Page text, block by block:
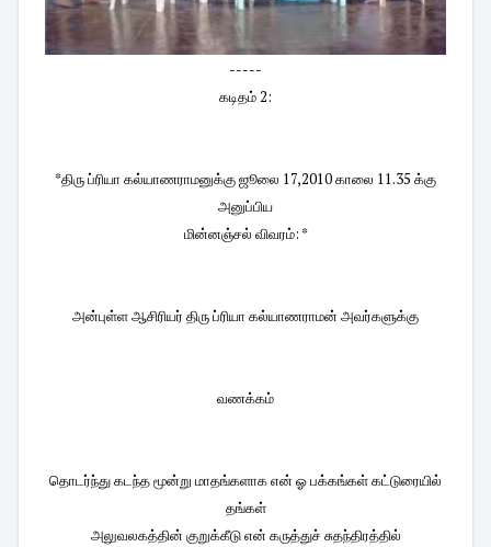
-----
கடிதம் 2:
*திரு ப்ரியா கல்யாணராமனுக்கு ஜூலை 17,2010 காலை 11.35 க்கு
அனுப்பிய
மின்னஞ்சல் விவரம்: *
அன்புள்ள ஆசிரியர் திரு ப்ரியா கல்யாணராமன் அவர்களுக்கு
வணக்கம்
தொடர்ந்து கடந்த மூன்று மாதங்களாக என் ஓ பக்கங்கள் கட்டுரையில்
தங்கள்
அலுவலகத்தின் குறுக்கீடு என் கருத்துச் சுதந்திரத்தில்